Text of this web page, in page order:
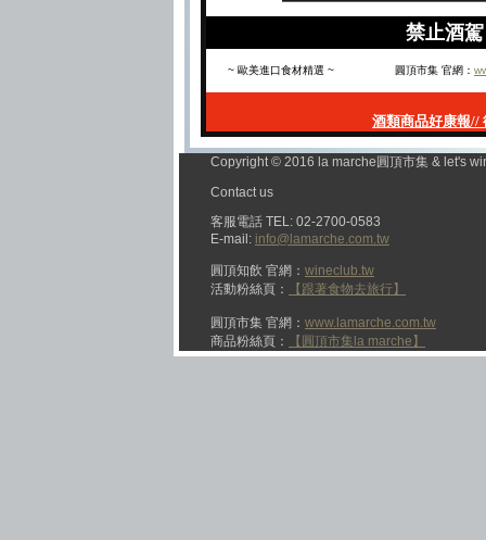
禁止酒
~ 歐美進口食材精選 ~ 圓頂市集 官網：
酒類商品好康報//
Copyright © 2016 la marche圓頂市集 & let's
Contact us
客服電話 TEL: 02-2700-0583
E-mail: info@lamarche.com.tw
圓頂知飲 官網： wineclub.tw
活動粉絲頁：
【跟著食物去旅行】
圓頂市集 官網： www.lamarche.com.tw
商品粉絲頁：
【圓頂市集la marche】